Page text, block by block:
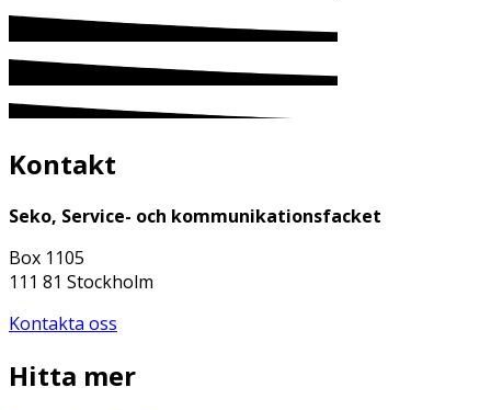
Kontakt
Seko, Service- och kommunikationsfacket
Box 1105
111 81 Stockholm
Kontakta oss
Hitta mer